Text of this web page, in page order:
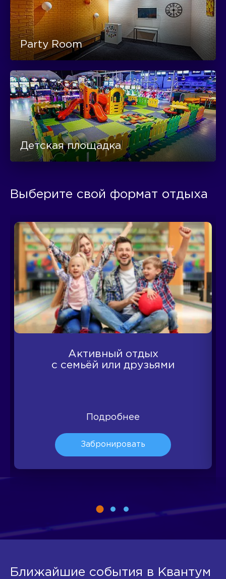
Party Room
Детская площадка
Выберите свой формат отдыха
Активный отдых
с семьёй или друзьями
Подробнее
Забронировать
Ближайшие события в Квантум